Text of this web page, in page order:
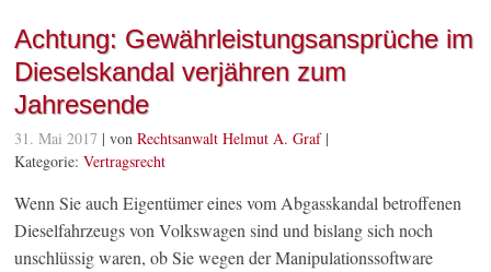
Achtung: Gewährleistungsansprüche im
Dieselskandal verjähren zum
Jahresende
31. Mai 2017 | vonRechtsanwalt Helmut A. Graf|
Kategorie:Vertragsrecht
Wenn Sie auch Eigentümer eines vom Abgasskandal betroffenen
Dieselfahrzeugs von Volkswagen sind und bislang sich noch
unschlüssig waren, ob Sie wegen der Manipulationssoftware